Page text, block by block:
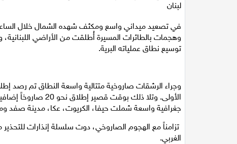
في تصعيد ميداني واسع ومكثف شهده الشمال خلال
وهجمات بالطائرات المسيرة أُطلقت من الأراضي
توسيع نطاق عملياته البرية.
الأولى. وتلا ذلك
جغرافية واسعة شملت حيفا، الكريوت، عكا، مدينة صفد
تزامناً مع الهجوم الصاروخي، دوت سلسلة إنذارات
الغربي.